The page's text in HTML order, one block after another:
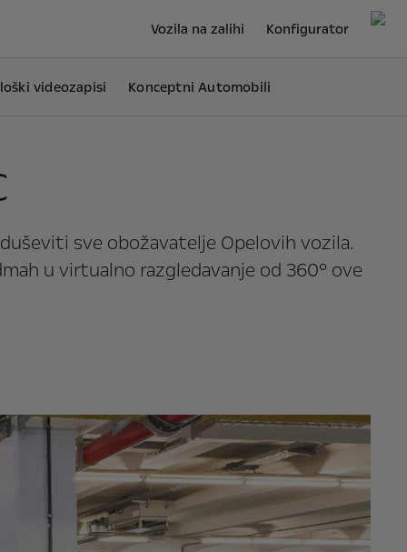
Vozila na zalihi Konfigurator
videozapisi Konceptni Automobili
sve obožavatelje Opelovih vozila.
u virtualno razgledavanje od 360° ove